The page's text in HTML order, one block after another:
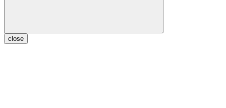
close